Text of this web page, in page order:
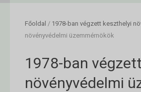
Főoldal / 1978-ban végzett keszthelyi
növényvédelmi üzemmérnökök
1978-ban
növényvédelmi